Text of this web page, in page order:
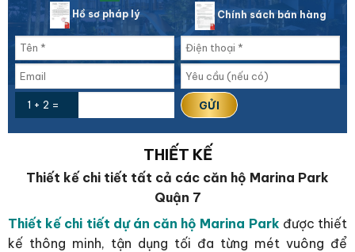
Hồ sơ pháp lý Chính sách bán hàng
1 + 2 =
THIẾT KẾ
Thiết kế chi tiết tất cả các căn hộ Marina Park
Quận 7
Thiết kế chi tiết dự án căn hộ Marina Park được thiết
kế thông minh, tận dụng tối đa từng mét vuông để